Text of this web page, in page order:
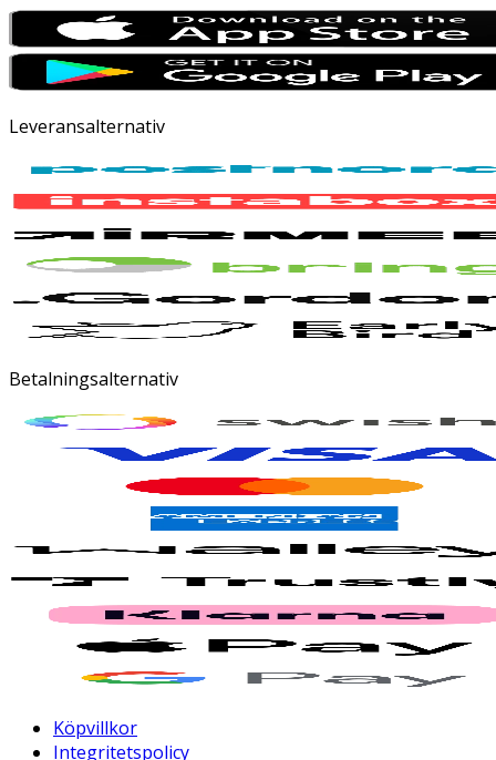
Leveransalternativ
Betalningsalternativ
Köpvillkor
Integritetspolicy